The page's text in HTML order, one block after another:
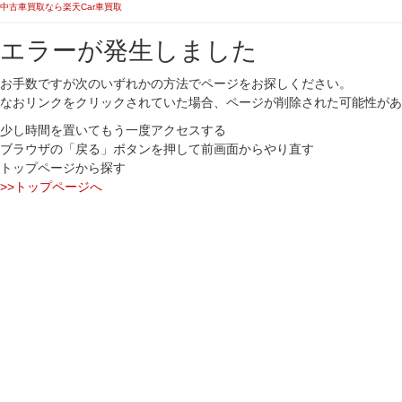
中古車買取なら楽天Car車買取
エラーが発生しました
お手数ですが次のいずれかの方法でページをお探しください。
なおリンクをクリックされていた場合、ページが削除された可能性が
少し時間を置いてもう一度アクセスする
ブラウザの「戻る」ボタンを押して前画面からやり直す
トップページから探す
>>トップページへ